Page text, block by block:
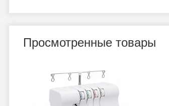
Просмотренные товары